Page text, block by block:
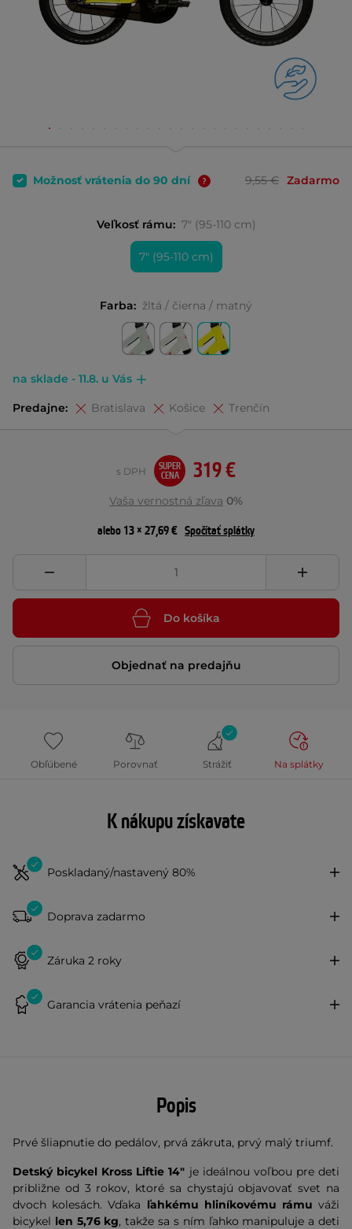
Možnosť vrátenia do 90 dní 9,55 € Zadarmo
Veľkosť rámu: 7" (95-110 cm)
7" (95-110 cm)
Farba: žltá / čierna / matný
na sklade - 11.8. u Vás
Predajne: Bratislava Košice Trenčín
319 €
s DPH
SUPER
CENA
Vaša vernostná zľava 0%
alebo 13 × 27,69 € Spočítať splátky
Do košíka
Objednať na predajňu
Obľúbené Porovnať Strážiť Na splátky
K nákupu získavate
Poskladaný/nastavený 80%
Doprava zadarmo
Záruka 2 roky
Garancia vrátenia peňazí
Popis
Prvé šliapnutie do pedálov, prvá zákruta, prvý malý triumf.
Detský bicykel Kross Liftie 14" je ideálnou voľbou pre deti
približne od 3 rokov, ktoré sa chystajú objavovať svet na
dvoch kolesách. Vďaka ľahkému hliníkovému rámu váži
bicykel len 5,76 kg, takže sa s ním ľahko manipuluje a deti